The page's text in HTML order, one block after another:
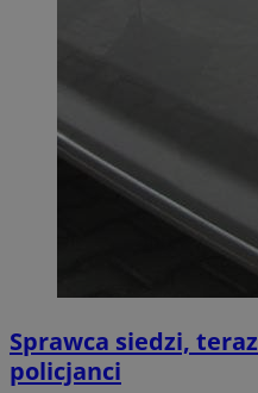
Sprawca siedzi,
policjanci